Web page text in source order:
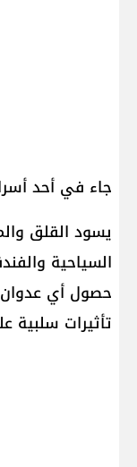
جاء في أحد
يسود القلق
السياحية
حصول أي عدوان
تأثيرات